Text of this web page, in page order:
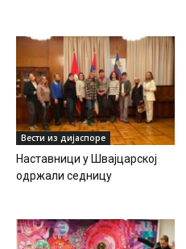
Вести из дијаспоре
Наставници у Швајцарској
одржали седницу